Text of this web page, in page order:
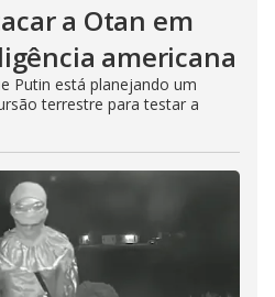
a Otan em
americana
Putin está planejando um
terrestre para testar a